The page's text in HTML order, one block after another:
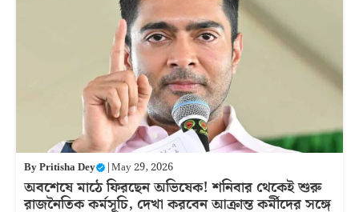
ByPritisha Dey |May 29, 2026
অবশেষে মাঠে ফিরছেন অভিষেক! শনিবার থেকেই শুরু
রাজনৈতিক কর্মসূচি, দেখা করবেন আক্রান্ত কর্মীদের সঙ্গে